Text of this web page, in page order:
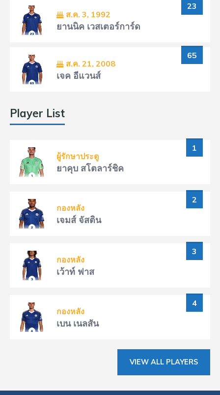
23
ส.ค. 3, 1992
ยานนิค เวสเตอร์การ์ด
65
ส.ค. 21, 2008
เจค อีแวนส์
Player List
1
ผู้รักษาประตู
ยาคุบ สโตลาร์ชิค
2
กองหลัง
เจมส์ จัสติน
3
กองหลัง
เว้าท์ ฟาส
4
กองหลัง
เบน เนลสัน
VIEW ALL PLAYERS